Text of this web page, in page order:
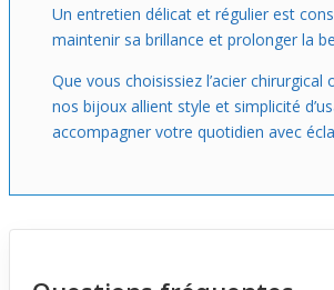
Un entretien délicat et régulier est
maintenir sa brillance et prolonger la
Que vous choisissiez l’acier chirurgical
nos bijoux allient style et simplicité
accompagner votre quotidien avec